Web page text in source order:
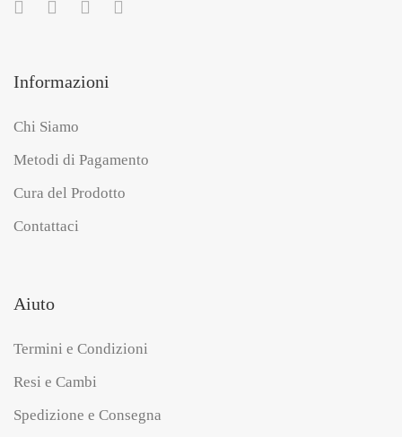
Informazioni
Chi Siamo
Metodi di Pagamento
Cura del Prodotto
Contattaci
Aiuto
Termini e Condizioni
Resi e Cambi
Spedizione e Consegna